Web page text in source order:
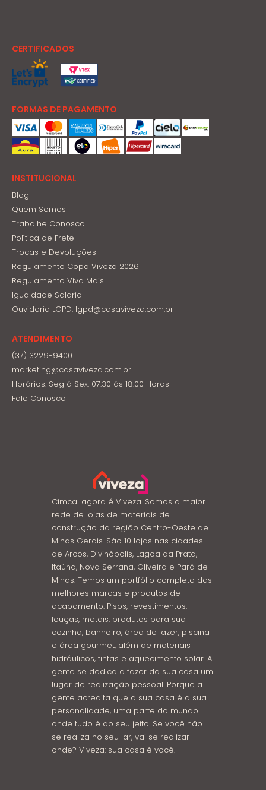
CERTIFICADOS
FORMAS DE PAGAMENTO
INSTITUCIONAL
Blog
Quem Somos
Trabalhe Conosco
Política de Frete
Trocas e Devoluções
Regulamento Copa Viveza 2026
Regulamento Viva Mais
Igualdade Salarial
Ouvidoria LGPD: lgpd@casaviveza.com.br
ATENDIMENTO
(37) 3229-9400
marketing@casaviveza.com.br
Horários: Seg á Sex: 07:30 ás 18:00 Horas
Fale Conosco
Cimcal agora é Viveza. Somos a maior
rede de lojas de materiais de
construção da região Centro-Oeste de
Minas Gerais. São 10 lojas nas cidades
de Arcos, Divinópolis, Lagoa da Prata,
Itaúna, Nova Serrana, Oliveira e Pará de
Minas. Temos um portfólio completo das
melhores marcas e produtos de
acabamento. Pisos, revestimentos,
louças, metais, produtos para sua
cozinha, banheiro, área de lazer, piscina
e área gourmet, além de materiais
hidráulicos, tintas e aquecimento solar. A
gente se dedica a fazer da sua casa um
lugar de realização pessoal. Porque a
gente acredita que a sua casa é a sua
personalidade, uma parte do mundo
onde tudo é do seu jeito. Se você não
se realiza no seu lar, vai se realizar
onde? Viveza: sua casa é você.